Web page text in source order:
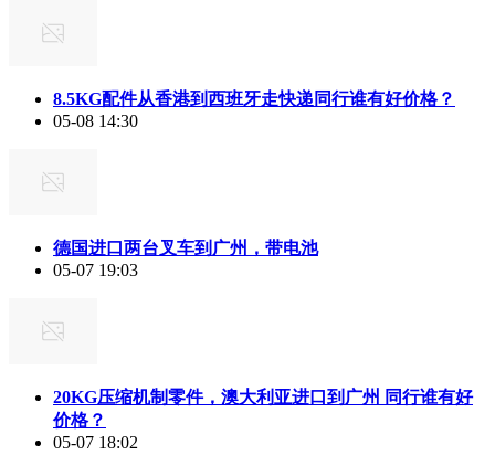
8.5KG配件从香港到西班牙走快递同行谁有好价格？
05-08 14:30
德国进口两台叉车到广州，带电池
05-07 19:03
20KG压缩机制零件，澳大利亚进口到广州 同行谁有好
价格？
05-07 18:02